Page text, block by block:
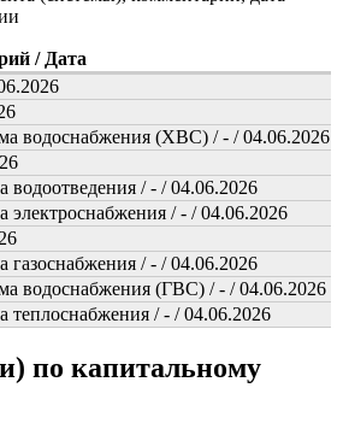
/ Дата
водоснабжения (ХВС) / - / 04.06.2026
водоотведения / - / 04.06.2026
электроснабжения / - / 04.06.2026
газоснабжения / - / 04.06.2026
водоснабжения (ГВС) / - / 04.06.2026
теплоснабжения / - / 04.06.2026
по капитальному